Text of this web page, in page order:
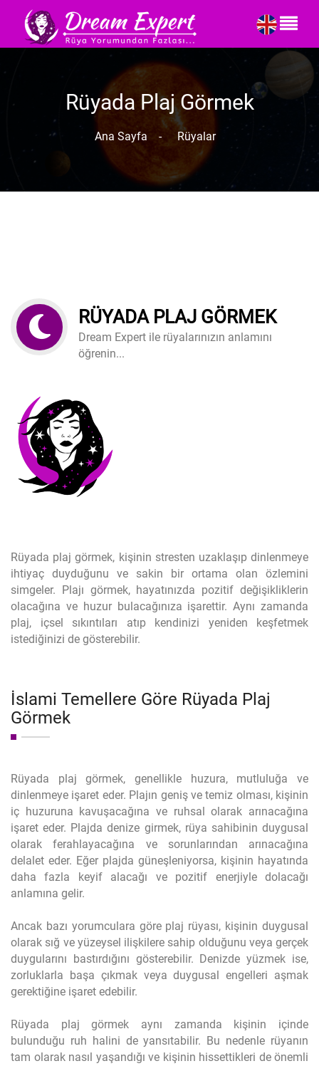
Rüyada Plaj Görmek
Ana Sayfa - Rüyalar
RÜYADA PLAJ GÖRMEK
Dream Expert ile rüyalarınızın anlamını
öğrenin...
Rüyada plaj görmek, kişinin stresten uzaklaşıp dinlenmeye
ihtiyaç duyduğunu ve sakin bir ortama olan özlemini
simgeler. Plajı görmek, hayatınızda pozitif değişikliklerin
olacağına ve huzur bulacağınıza işarettir. Aynı zamanda
plaj, içsel sıkıntıları atıp kendinizi yeniden keşfetmek
istediğinizi de gösterebilir.
İslami Temellere Göre Rüyada Plaj
Görmek
Rüyada plaj görmek, genellikle huzura, mutluluğa ve
dinlenmeye işaret eder. Plajın geniş ve temiz olması, kişinin
iç huzuruna kavuşacağına ve ruhsal olarak arınacağına
işaret eder. Plajda denize girmek, rüya sahibinin duygusal
olarak ferahlayacağına ve sorunlarından arınacağına
delalet eder. Eğer plajda güneşleniyorsa, kişinin hayatında
daha fazla keyif alacağı ve pozitif enerjiyle dolacağı
anlamına gelir.
Ancak bazı yorumculara göre plaj rüyası, kişinin duygusal
olarak sığ ve yüzeysel ilişkilere sahip olduğunu veya gerçek
duygularını bastırdığını gösterebilir. Denizde yüzmek ise,
zorluklarla başa çıkmak veya duygusal engelleri aşmak
gerektiğine işaret edebilir.
Rüyada plaj görmek aynı zamanda kişinin içinde
bulunduğu ruh halini de yansıtabilir. Bu nedenle rüyanın
tam olarak nasıl yaşandığı ve kişinin hissettikleri de önemli